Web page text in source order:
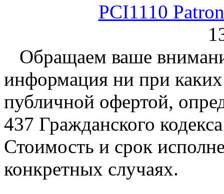
PCI1110
Обращаем ваше
информация ни при каких
публичной офертой,
437 Гражданского
Стоимость и срок
конкретных случаях.